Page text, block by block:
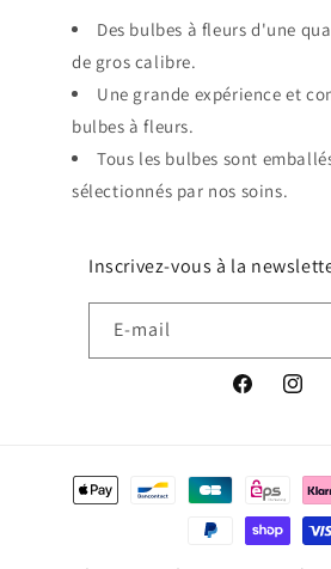
Des bulbes à fleurs d'une
de gros calibre.
Une grande expérience et
bulbes à fleurs.
Tous les bulbes sont
sélectionnés par nos soins.
Inscrivez-vous à la
E-mail
Facebook
Moyens